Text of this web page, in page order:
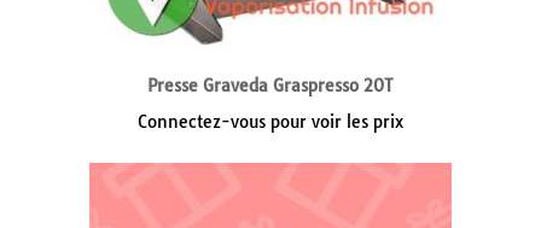
Presse Graveda Graspresso 20T
Connectez-vous pour voir les prix